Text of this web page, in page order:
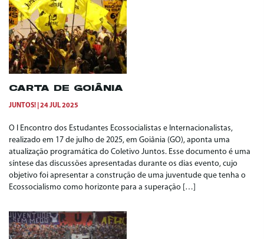
CARTA DE GOIÂNIA
JUNTOS! 24 JUL 2025
O I Encontro dos Estudantes Ecossocialistas e Internacionalistas,
realizado em 17 de julho de 2025, em Goiânia (GO), aponta uma
atualização programática do Coletivo Juntos. Esse documento é uma
síntese das discussões apresentadas durante os dias evento, cujo
objetivo foi apresentar a construção de uma juventude que tenha o
Ecossocialismo como horizonte para a superação […]